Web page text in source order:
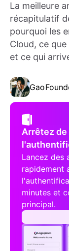
La meilleure
récapitulatif
pourquoi les
Cloud, ce
et ce qui
Gao
Arrêtez
Lancez des
rapidement
minutes et
principal.